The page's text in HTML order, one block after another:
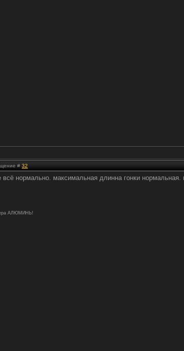
# 32
нормально. максимальная длинна гонки нормальная.
АЛЮМИНЬ!